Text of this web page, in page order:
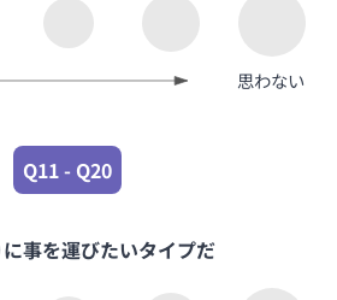
思わない
Q11 - Q20
事を運びたいタイプだ